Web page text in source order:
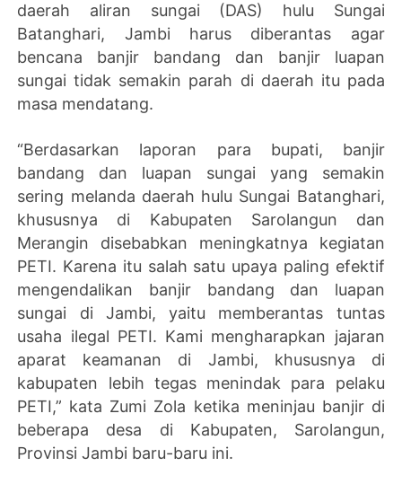
daerah aliran sungai (DAS) hulu Sungai
Batanghari, Jambi harus diberantas agar
bencana banjir bandang dan banjir luapan
sungai tidak semakin parah di daerah itu pada
masa mendatang.
“Berdasarkan laporan para bupati, banjir
bandang dan luapan sungai yang semakin
sering melanda daerah hulu Sungai Batanghari,
khususnya di Kabupaten Sarolangun dan
Merangin disebabkan meningkatnya kegiatan
PETI. Karena itu salah satu upaya paling efektif
mengendalikan banjir bandang dan luapan
sungai di Jambi, yaitu memberantas tuntas
usaha ilegal PETI. Kami mengharapkan jajaran
aparat keamanan di Jambi, khususnya di
kabupaten lebih tegas menindak para pelaku
PETI,” kata Zumi Zola ketika meninjau banjir di
beberapa desa di Kabupaten, Sarolangun,
Provinsi Jambi baru-baru ini.